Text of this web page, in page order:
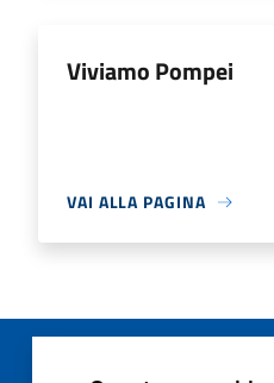
Viviamo Pompei
VAI ALLA PAGINA